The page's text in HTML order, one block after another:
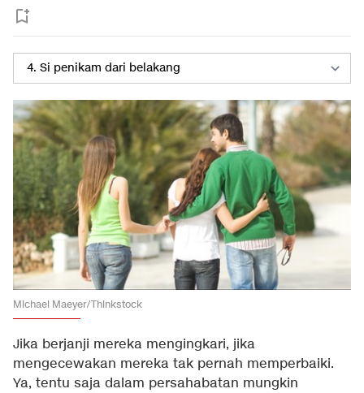
Michael Maeyer/Thinkstock
Jika berjanji mereka mengingkari, jika
mengecewakan mereka tak pernah memperbaiki.
Ya, tentu saja dalam persahabatan mungkin